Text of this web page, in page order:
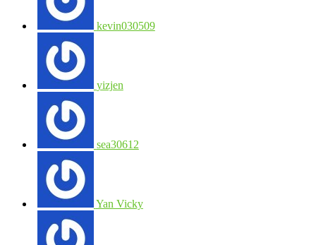
kevin030509
yizjen
sea30612
Yan Vicky